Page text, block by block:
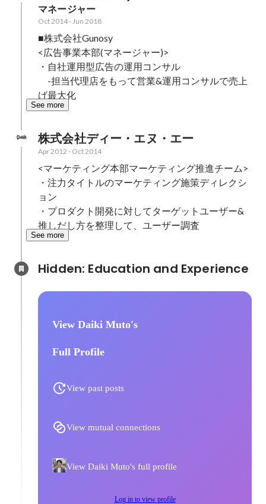
マネージャー
Oct 2014- Jun 2018
■株式会社Gunosy
<広告事業本部(マネージャー)>
・自社運用型広告の運用コンサル
-担当代理店をもって営業&運用コンサルで売上
げ最大化
See more
株式会社ディー・エヌ・エー
Apr 2012 - Oct 2014
<マーケティング本部マーケティング推進チーム>
・注力タイトルのマーケティング施策ディレクシ
ョン
・プロダクト開発に対してターゲットユーザー&
推しだし方を整理して、ユーザー調査
See more
View Daiki Muto's
Full Profile
View past posts
View mutual connections
View Daiki Muto's full profile
Log in to view profile